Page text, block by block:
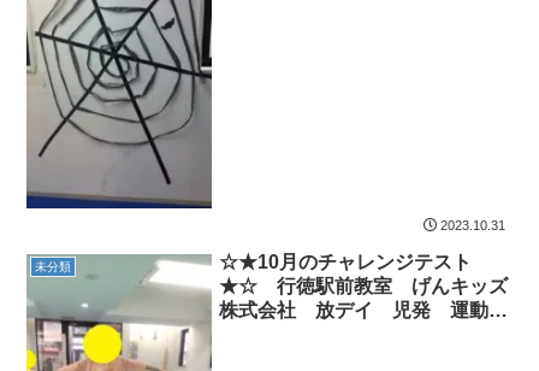
2023.10.31
未分類
☆★10月のチャレンジテスト
★☆ 行徳駅前教室 げんキッズ
株式会社 放デイ 児発 運動療